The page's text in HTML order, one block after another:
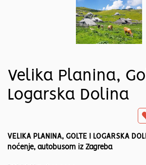
Velika Planina,
Logarska Dolina
VELIKA PLANINA, GOLTE I LOGARSKA
noćenje, autobusom iz Zagreba